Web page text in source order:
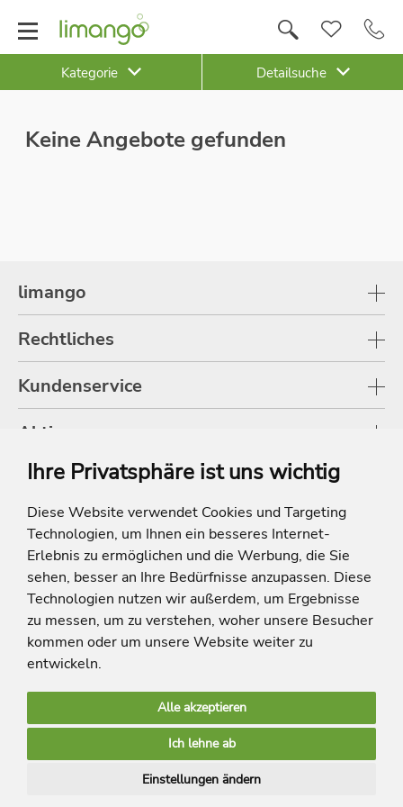
Ihre Privatsphäre ist uns wichtig
Diese Website verwendet Cookies und Targeting
Technologien, um Ihnen ein besseres Internet-
Erlebnis zu ermöglichen und die Werbung, die Sie
sehen, besser an Ihre Bedürfnisse anzupassen. Diese
Technologien nutzen wir außerdem, um Ergebnisse
zu messen, um zu verstehen, woher unsere Besucher
kommen oder um unsere Website weiter zu
entwickeln.
Alle akzeptieren
Ich lehne ab
Einstellungen ändern
Kategorie Detailsuche
Keine Angebote gefunden
limango
Rechtliches
Kundenservice
Aktionen
Shop
* Die Ersparnis bezieht sich auf die aktuellen Listenpreise der Hotels, bei
Paketangeboten auf die Summe der Preise der Einzelleistungen.
**Streichpreise beziehen sich auf die ursprünglichen Preise des Reiseveranstalters.
limango Apps